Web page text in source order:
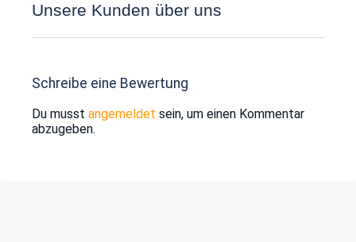
Unsere Kunden über uns
Schreibe eine Bewertung
Du musst angemeldet sein, um einen Kommentar
abzugeben.